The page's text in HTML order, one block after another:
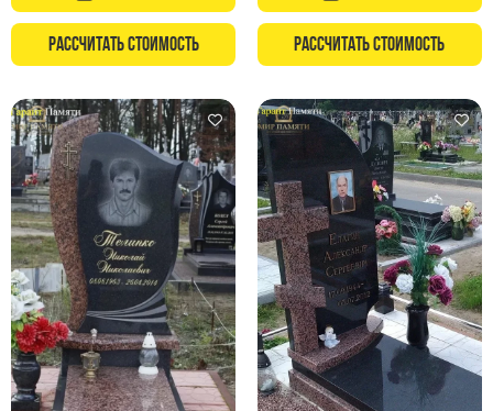
Семейные памятники ( памятники на двоих )
Памятники в форме креста
Памятники из белого мрамора Коелга
Креативные памятники
Кресты из белого мрамора
Фигурные памятники
Памятники в виде гитары
Памятники комбинированные
Памятники из цветного гранита
Памятники красные
Памятники красно-черные
Рассчитать стоимость Рассчитать стоимость